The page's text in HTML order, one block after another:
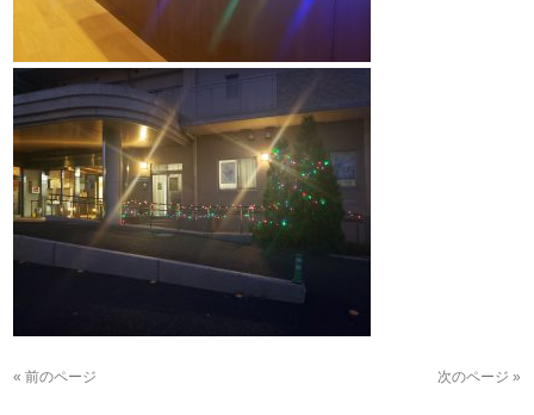
« 前のページ 次のページ »